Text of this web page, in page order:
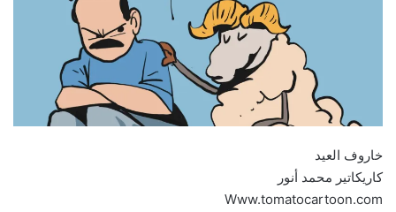
خاروف العيد
كاريكاتير محمد أنور
Www.tomatocartoon.com